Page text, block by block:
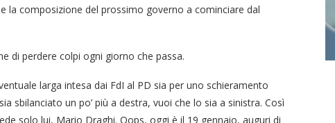
la composizione del prossimo governo a cominciare dal
di perdere colpi ogni giorno che passa.
larga intesa dai FdI al PD sia per uno schieramento
sbilanciato un po’ più a destra, vuoi che lo sia a sinistra. Così
solo lui, Mario Draghi. Oops, oggi è il 19 gennaio, auguri di